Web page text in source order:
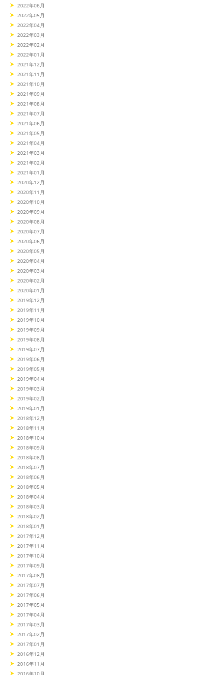
2022年06月
2022年05月
2022年04月
2022年03月
2022年02月
2022年01月
2021年12月
2021年11月
2021年10月
2021年09月
2021年08月
2021年07月
2021年06月
2021年05月
2021年04月
2021年03月
2021年02月
2021年01月
2020年12月
2020年11月
2020年10月
2020年09月
2020年08月
2020年07月
2020年06月
2020年05月
2020年04月
2020年03月
2020年02月
2020年01月
2019年12月
2019年11月
2019年10月
2019年09月
2019年08月
2019年07月
2019年06月
2019年05月
2019年04月
2019年03月
2019年02月
2019年01月
2018年12月
2018年11月
2018年10月
2018年09月
2018年08月
2018年07月
2018年06月
2018年05月
2018年04月
2018年03月
2018年02月
2018年01月
2017年12月
2017年11月
2017年10月
2017年09月
2017年08月
2017年07月
2017年06月
2017年05月
2017年04月
2017年03月
2017年02月
2017年01月
2016年12月
2016年11月
2016年10月